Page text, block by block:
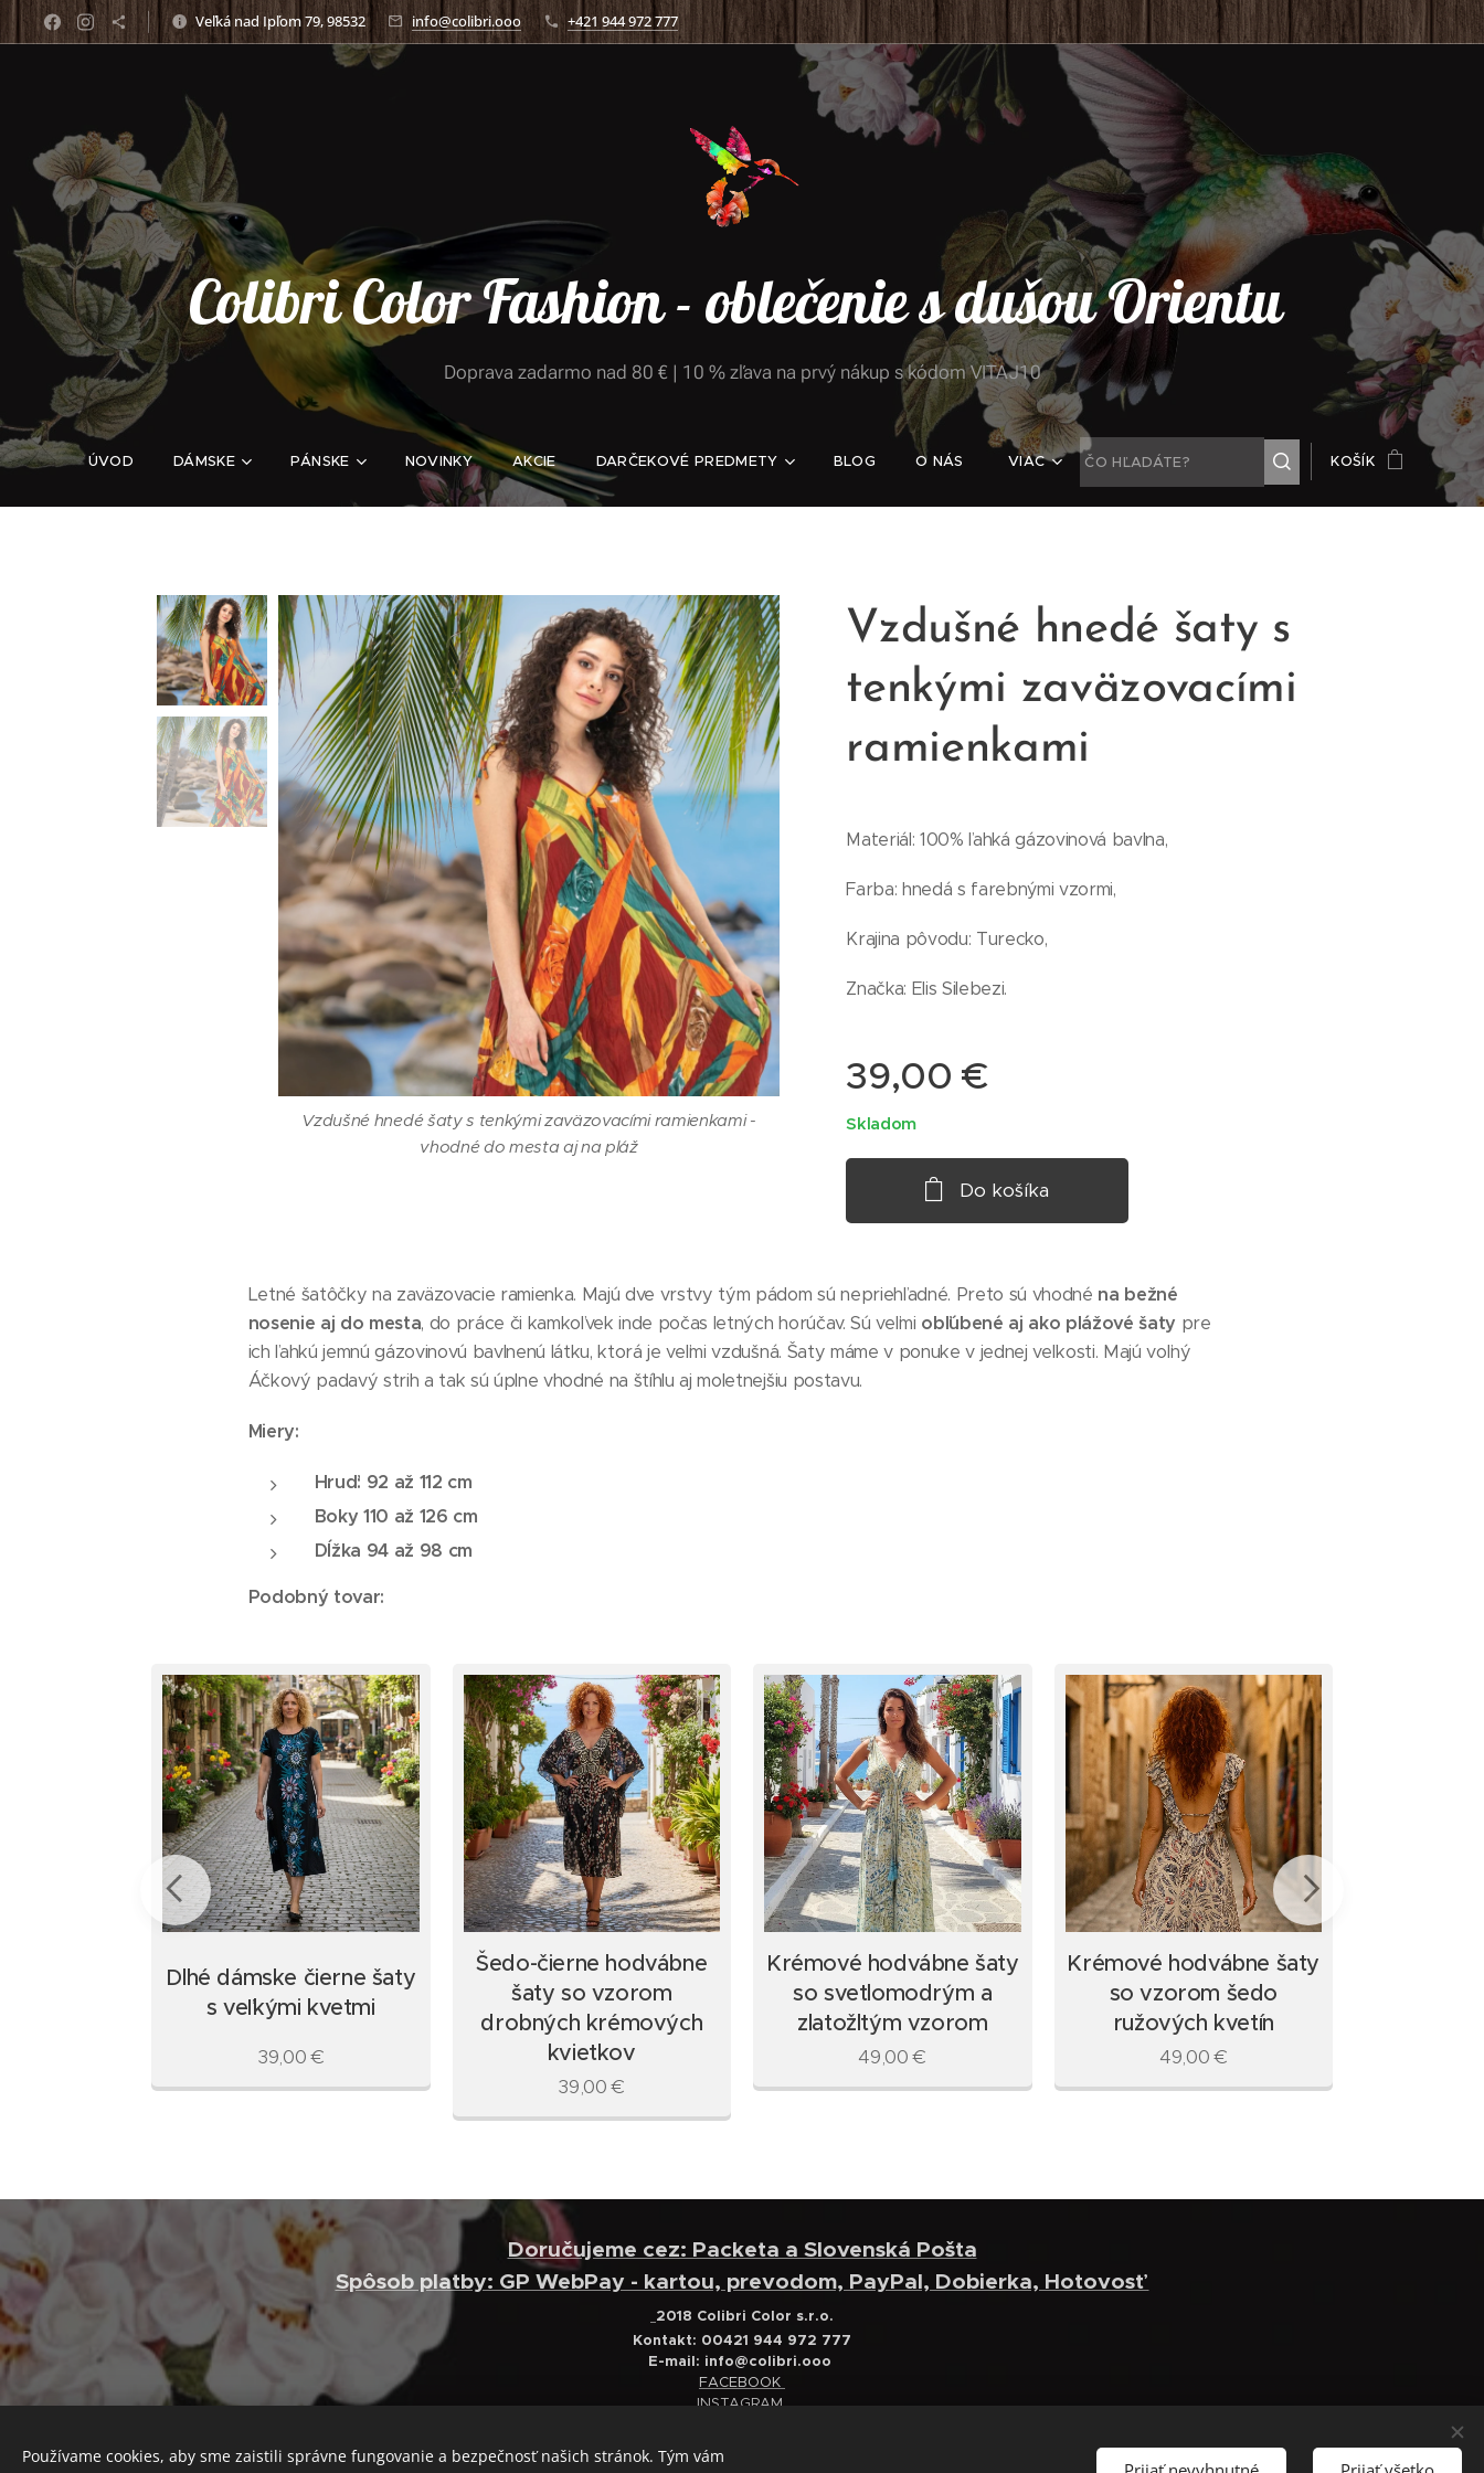
Veľká nad Ipľom 79, 98532 info@colibri.ooo +421 944 972 777
Colibri Color Fashion - oblečenie s dušou Orientu
Doprava zadarmo nad 80 € | 10 % zľava na prvý nákup s kódom VITAJ10
ÚVOD DÁMSKE PÁNSKE NOVINKY AKCIE DARČEKOVÉ PREDMETY BLOG O NÁS VIAC KOŠÍK
Vzdušné hnedé šaty s
tenkými zaväzovacími
ramienkami
Vzdušné hnedé šaty s tenkými zaväzovacími ramienkami -
vhodné do mesta aj na pláž
Vzdušné hnedé šaty s tenkými zaväzovacími ramienkami -
Materiál: 100% ľahká gázovinová bavlna,
Farba: hnedá s farebnými vzormi,
Krajina pôvodu: Turecko,
Značka: Elis Silebezi.
39,00 €
Skladom
Do košíka
Letné šatôčky na zaväzovacie ramienka. Majú dve vrstvy tým pádom sú nepriehľadné. Preto sú vhodné na bežné
nosenie aj do mesta, do práce či kamkoľvek inde počas letných horúčav. Sú veľmi obľúbené aj ako plážové šaty pre
ich ľahkú jemnú gázovinovú bavlnenú látku, ktorá je veľmi vzdušná. Šaty máme v ponuke v jednej veľkosti. Majú voľný
Áčkový padavý strih a tak sú úplne vhodné na štíhlu aj moletnejšiu postavu.
Miery:
Hruď: 92 až 112 cm
Boky 110 až 126 cm
Dĺžka 94 až 98 cm
Podobný tovar:
Dlhé dámske čierne šaty
s veľkými kvetmi
39,00€
Šedo-čierne hodvábne
šaty so vzorom
drobných krémových
kvietkov
39,00€
Krémové hodvábne šaty
so svetlomodrým a
zlatožltým vzorom
49,00€
Krémové hodvábne šaty
so vzorom šedo
ružových kvetín
49,00€
Doručujeme cez: Packeta a Slovenská Pošta
Spôsob platby: GP WebPay - kartou, prevodom, PayPal, Dobierka, Hotovosť
2018 Colibri Color s.r.o.
Kontakt: 00421 944 972 777
E-mail: info@colibri.ooo
FACEBOOK
INSTAGRAM
Reklamačný poriadok
Používame cookies, aby sme zaistili správne fungovanie a bezpečnosť našich stránok. Tým vám